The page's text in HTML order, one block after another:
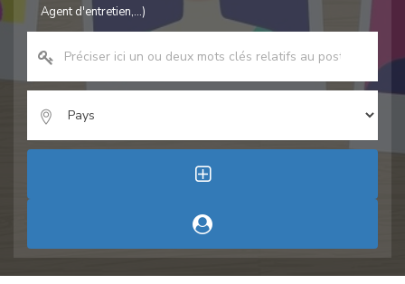
Agent d'entretien,...)